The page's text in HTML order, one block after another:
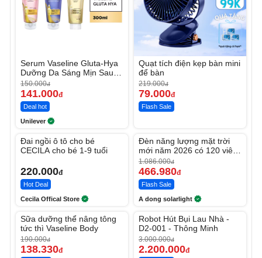
Serum Vaseline Gluta-Hya
Dưỡng Da Sáng Mịn Sau 7
Ngày
150.000đ
141.000đ
Deal hot
Unilever
Quạt tích điện kẹp bàn mini
để bàn
219.000đ
79.000đ
Flash Sale
Đai ngồi ô tô cho bé
CECILA cho bé 1-9 tuổi
220.000đ
Hot Deal
Cecila Offical Store
-56%
Đèn năng lượng mặt trời
mới năm 2026 có 120 viên
LED lớn
1.086.000đ
466.980đ
Flash Sale
A dong solarlight
-27%
Sữa dưỡng thể nâng tông
tức thì Vaseline Body
190.000đ
138.330đ
-26%
Robot Hút Bụi Lau Nhà -
D2-001 - Thông Minh
3.000.000đ
2.200.000đ